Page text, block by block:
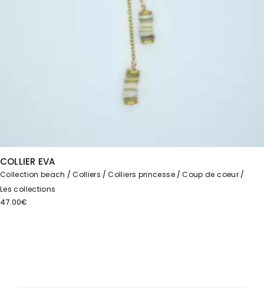
COLLIER EVA
Collection beach Colliers Colliers princesse
Coup de coeur
Les collections
47.00€